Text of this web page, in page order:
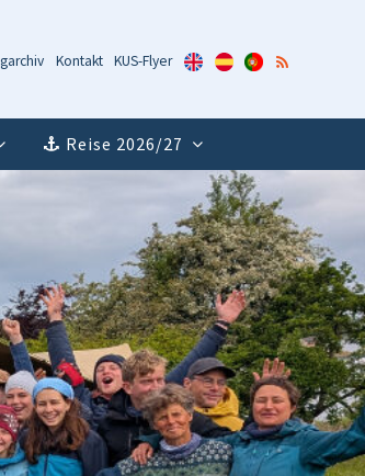
Kontakt KUS-Flyer
KUS-
Flyer
KUS-
Flyer
KUS-
Flyer
RSS-
Reise 2026/27